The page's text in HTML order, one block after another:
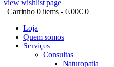
view wishlist page
Carrinho 0 items - 0.00€ 0
Loja
Quem somos
Serviços
Consultas
Naturopatia